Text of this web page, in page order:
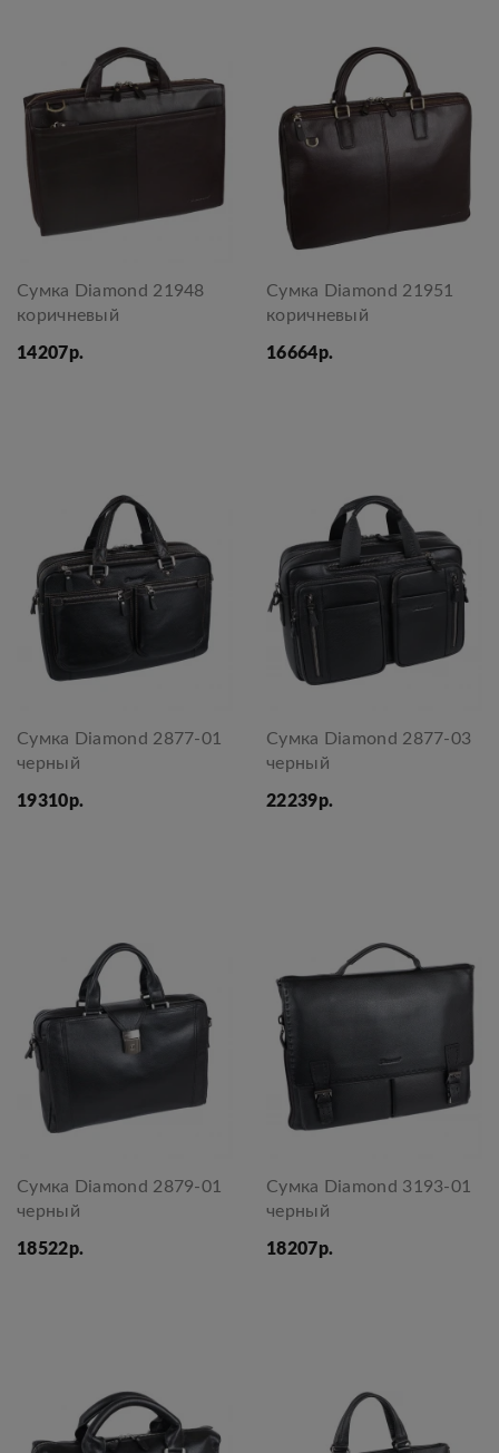
Сумка Diamond 21948
коричневый
14207р.
Сумка Diamond 21951
коричневый
16664р.
Сумка Diamond 2877-01
черный
19310р.
Сумка Diamond 2877-03
черный
22239р.
Сумка Diamond 2879-01
черный
18522р.
Сумка Diamond 3193-01
черный
18207р.